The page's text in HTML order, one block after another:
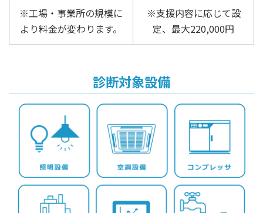
※工場・事業所の規模に
より料金が変わります。
※支援内容に応じて設
定、最大220,000円
診断対象設備